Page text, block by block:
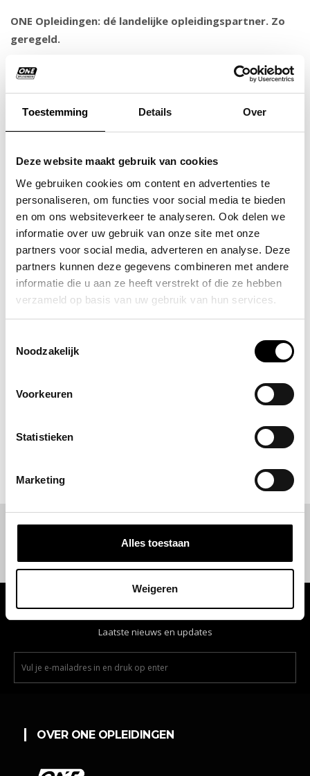
Toestemming Details Over
Deze website maakt gebruik van cookies
We gebruiken cookies om content en advertenties te
personaliseren, om functies voor social media te bieden
en om ons websiteverkeer te analyseren. Ook delen we
informatie over uw gebruik van onze site met onze
partners voor social media, adverteren en analyse. Deze
partners kunnen deze gegevens combineren met andere
informatie die u aan ze heeft verstrekt of die ze hebben
verzameld op basis van uw gebruik van hun services.
Noodzakelijk
Voorkeuren
Statistieken
Marketing
Alles toestaan
Weigeren
ONE Opleidingen: dé landelijke opleidingspartner. Zo
geregeld.
RECENTE BERICHTEN
STOKMAN TRANSPORT
OVER ONE OPLEIDINGEN
ALLESVOORPADEL OVER
085-0434807
BLIJF OP DE HOOGTE!
Laatste nieuws en updates
OVER ONE OPLEIDINGEN